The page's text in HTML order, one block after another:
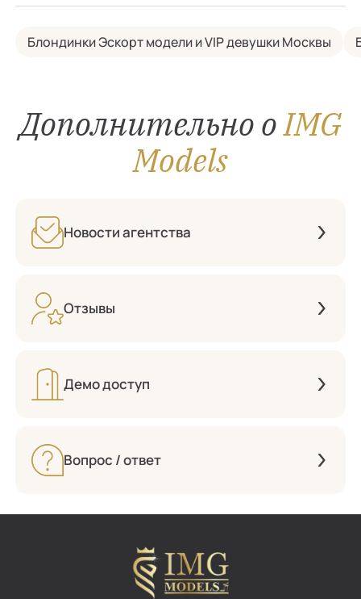
Блондинки Эскорт модели и VIP девушки Москвы
Дополнительно оIMG
Models
Новости агентства
Отзывы
Демо доступ
Вопрос / ответ